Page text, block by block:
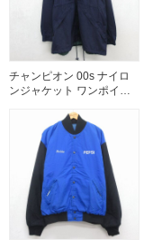
チャンピオン 00s ナイロ
ンジャケット ワンポイン
相当 | 古着